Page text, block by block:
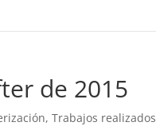
de 2015
,Trabajos realizados